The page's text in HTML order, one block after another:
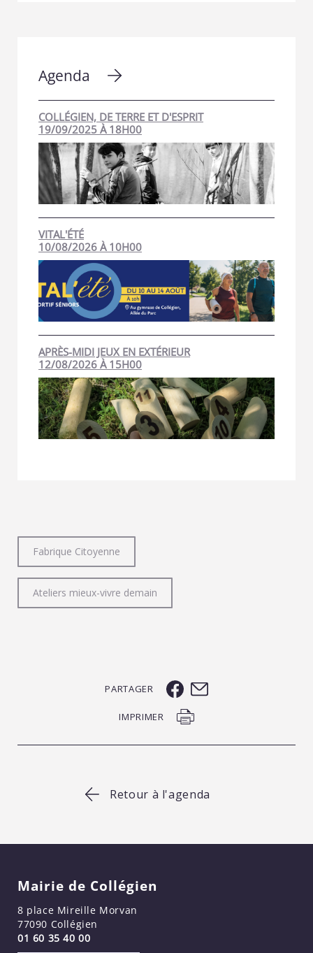
Agenda
COLLÉGIEN, DE TERRE ET D'ESPRIT
19/09/2025 À 18H00
VITAL'ÉTÉ
10/08/2026 À 10H00
APRÈS-MIDI JEUX EN EXTÉRIEUR
12/08/2026 À 15H00
Fabrique Citoyenne
Ateliers mieux-vivre demain
PARTAGER
IMPRIMER
Retour à l'agenda
Mairie de Collégien
8 place Mireille Morvan
77090 Collégien
01 60 35 40 00